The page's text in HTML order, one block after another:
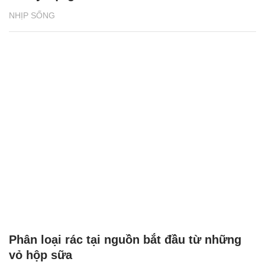
NHỊP SỐNG
Phân loại rác tại nguồn bắt đầu từ những
vỏ hộp sữa